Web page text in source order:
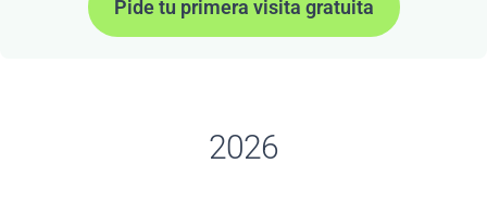
Pide tu primera visita gratuita
2026